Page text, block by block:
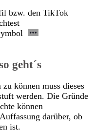
bzw. den TikTok
geht´s
können muss dieses
werden. Die Gründe
können
darüber, ob
ist.